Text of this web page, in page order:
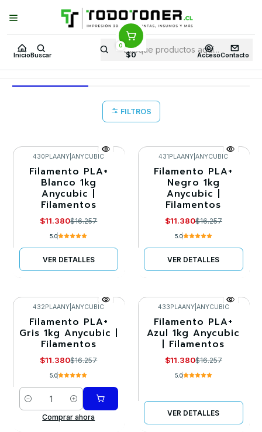
Inicio Buscar
0
$0 AccesoContacto
Puedes Elegir: Comprar enTienda· Despachoa Todo Chile · Retiro en
Tienda en24 Horas
Inicio Todo 3D FILAMENTOS TODO PLA PLA+ ANYCUBIC
ANYCUBIC
FILTROS
-30%
Agotado
430PLAANY |ANYCUBIC
Filamento PLA+
Blanco 1kg
Anycubic |
Filamentos
$11.380$16.257
5.0
VER DETALLES
-30%
Agotado
431PLAANY |ANYCUBIC
Filamento PLA+
Negro 1kg
Anycubic |
Filamentos
$11.380$16.257
5.0
VER DETALLES
-30%
432PLAANY |ANYCUBIC
Filamento PLA+
Gris 1kg Anycubic |
Filamentos
$11.380$16.257
5.0
Cantidad
Comprar ahora
-30%
Llega el 27/08/2026
433PLAANY| ANYCUBIC
Filamento PLA+
Azul 1kg Anycubic
| Filamentos
$11.380$16.257
5.0
VER DETALLES